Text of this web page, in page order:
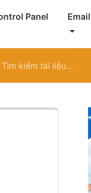
Panel Email